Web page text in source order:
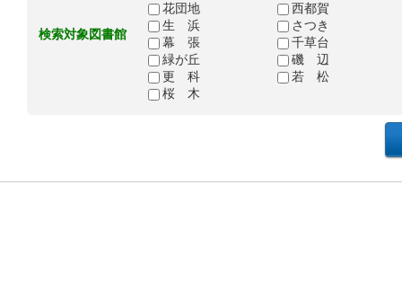
検索対象図書館
花団地
西都賀
生 浜
さつき
幕 張
千草台
緑が丘
磯 辺
更 科
若 松
桜 木